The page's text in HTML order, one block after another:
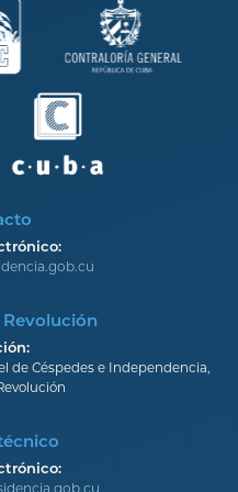
Revolución
de Céspedes e Independencia,